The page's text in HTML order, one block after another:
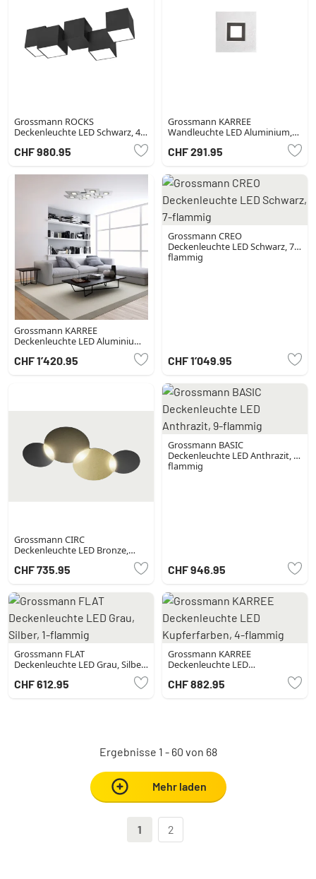
Grossmann ROCKS
Deckenleuchte LED Schwarz, 4-
CHF 980.95
Grossmann KARREE
Wandleuchte LED Aluminium,
CHF 291.95
Grossmann KARREE
Deckenleuchte LED Aluminium,
CHF 1’420.95
Grossmann CREO
Deckenleuchte LED Schwarz, 7-
flammig
CHF 1’049.95
Grossmann CIRC
Deckenleuchte LED Bronze,
CHF 735.95
Grossmann BASIC
Deckenleuchte LED Anthrazit, 9-
flammig
CHF 946.95
Grossmann FLAT
Deckenleuchte LED Grau, Silber,
CHF 612.95
Grossmann KARREE
Deckenleuchte LED
CHF 882.95
Ergebnisse 1 - 60 von 68
Mehr laden
1 2